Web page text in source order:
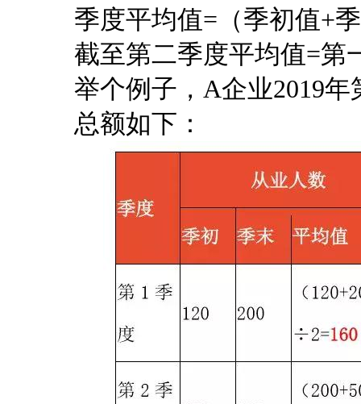
季度平均值=（季初值+
截至第二季度平均值=第
举个例子，A企业2019
总额如下：